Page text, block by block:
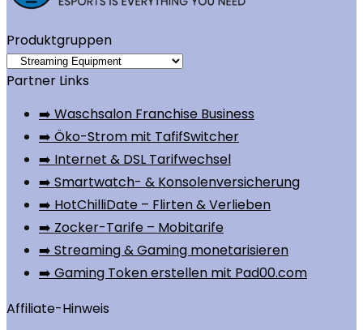
Produktgruppen
Partner Links
➡️ Waschsalon Franchise Business
➡️ Öko-Strom mit TafifSwitcher
➡️ Internet & DSL Tarifwechsel
➡️ Smartwatch- & Konsolenversicherung
➡️ HotChilliDate – Flirten & Verlieben
➡️ Zocker-Tarife – Mobitarife
➡️ Streaming & Gaming monetarisieren
➡️ Gaming Token erstellen mit Pad00.com
Affiliate-Hinweis